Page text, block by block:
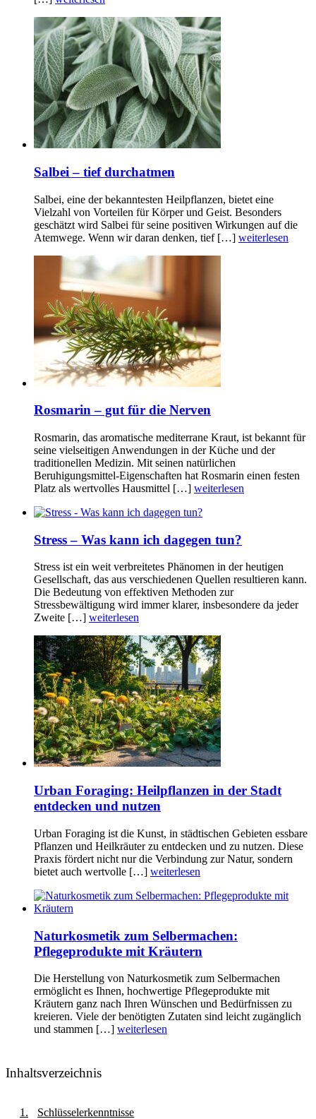
Salbei – tief durchatmen
Salbei, eine der bekanntesten Heilpflanzen, bietet eine
Vielzahl von Vorteilen für Körper und Geist. Besonders
geschätzt wird Salbei für seine positiven Wirkungen auf die
Atemwege. Wenn wir daran denken, tief […] weiterlesen
Rosmarin – gut für die Nerven
Rosmarin, das aromatische mediterrane Kraut, ist bekannt für
seine vielseitigen Anwendungen in der Küche und der
traditionellen Medizin. Mit seinen natürlichen
Beruhigungsmittel-Eigenschaften hat Rosmarin einen festen
Platz als wertvolles Hausmittel […] weiterlesen
Stress – Was kann ich dagegen tun?
Stress ist ein weit verbreitetes Phänomen in der heutigen
Gesellschaft, das aus verschiedenen Quellen resultieren kann.
Die Bedeutung von effektiven Methoden zur
Stressbewältigung wird immer klarer, insbesondere da jeder
Zweite […] weiterlesen
Urban Foraging: Heilpflanzen in der Stadt
entdecken und nutzen
Urban Foraging ist die Kunst, in städtischen Gebieten essbare
Pflanzen und Heilkräuter zu entdecken und zu nutzen. Diese
Praxis fördert nicht nur die Verbindung zur Natur, sondern
bietet auch wertvolle […] weiterlesen
Naturkosmetik zum Selbermachen:
Pflegeprodukte mit Kräutern
Die Herstellung von Naturkosmetik zum Selbermachen
ermöglicht es Ihnen, hochwertige Pflegeprodukte mit
Kräutern ganz nach Ihren Wünschen und Bedürfnissen zu
kreieren. Viele der benötigten Zutaten sind leicht zugänglich
und stammen […] weiterlesen
Inhaltsverzeichnis
Schlüsselerkenntnisse